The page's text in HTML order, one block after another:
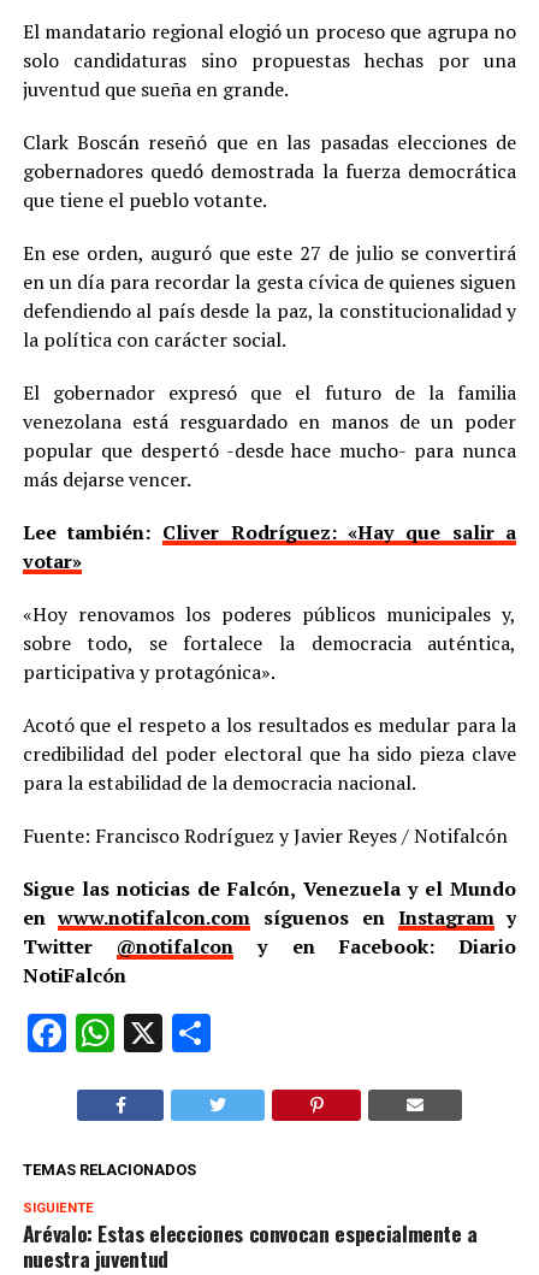
El mandatario regional elogió un proceso que agrupa no
solo candidaturas sino propuestas hechas por una
juventud que sueña en grande.
Clark Boscán reseñó que en las pasadas elecciones de
gobernadores quedó demostrada la fuerza democrática
que tiene el pueblo votante.
En ese orden, auguró que este 27 de julio se convertirá
en un día para recordar la gesta cívica de quienes siguen
defendiendo al país desde la paz, la constitucionalidad y
la política con carácter social.
El gobernador expresó que el futuro de la familia
venezolana está resguardado en manos de un poder
popular que despertó -desde hace mucho- para nunca
más dejarse vencer.
Lee también: Cliver Rodríguez: «Hay que salir a
votar»
«Hoy renovamos los poderes públicos municipales y,
sobre todo, se fortalece la democracia auténtica,
participativa y protagónica».
Acotó que el respeto a los resultados es medular para la
credibilidad del poder electoral que ha sido pieza clave
para la estabilidad de la democracia nacional.
Fuente: Francisco Rodríguez y Javier Reyes / Notifalcón
Sigue las noticias de Falcón, Venezuela y el Mundo
enwww.notifalcon.com síguenos en Instagramy
Twitter @notifalcon y en Facebook: Diario
NotiFalcón
Facebook
WhatsApp
X Compartir
TEMAS RELACIONADOS
SIGUIENTE
Arévalo: Estas elecciones convocan especialmente a
nuestra juventud